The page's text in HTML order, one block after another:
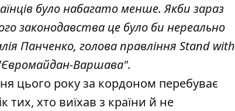
було набагато менше. Якби зараз
законодавства це було би нереально
Панченко, голова правління Stand with
"Євромайдан-Варшава".
цього року за кордоном перебуває
тих, хто виїхав з країни й не